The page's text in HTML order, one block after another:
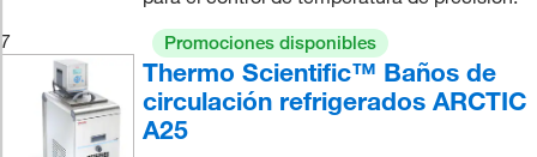
7
Promociones disponibles
Thermo Scientific™ Baños de
circulación refrigerados ARCTIC
A25